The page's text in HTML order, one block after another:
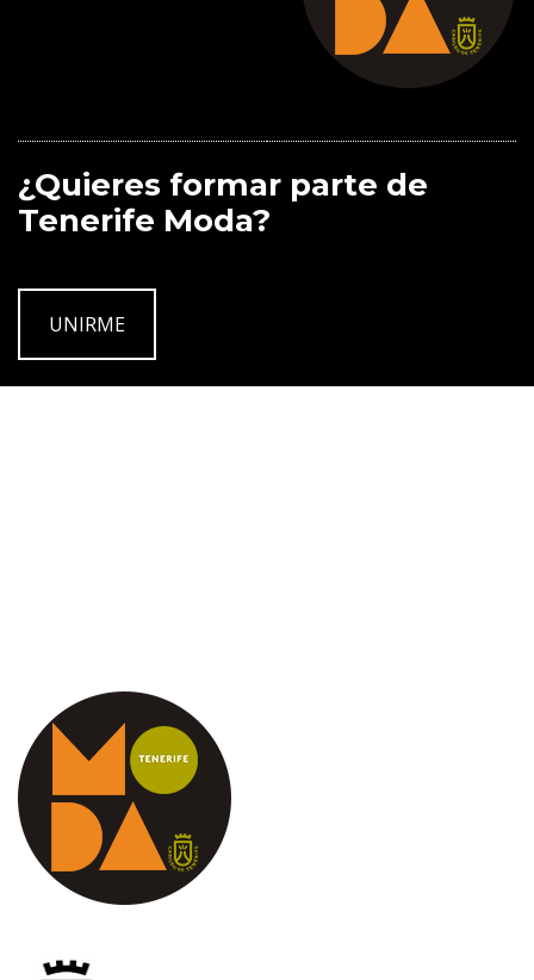
¿Quieres formar parte de
Tenerife Moda?
UNIRME